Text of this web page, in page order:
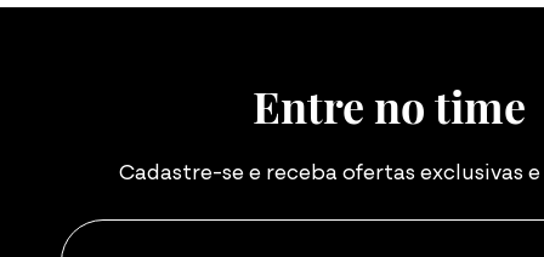
Entre no time
Cadastre-se e receba ofertas exclusivas